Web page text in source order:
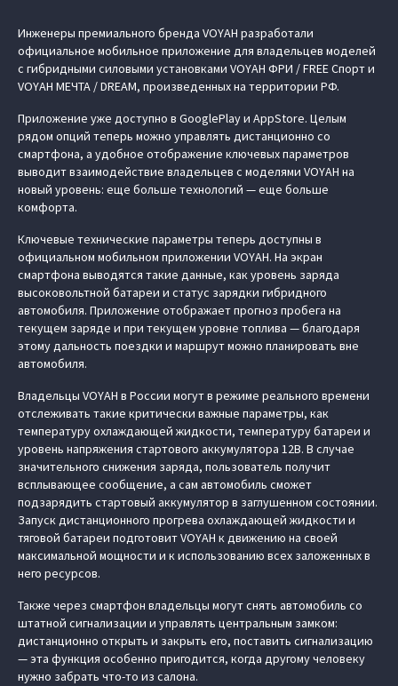
Инженеры премиального бренда VOYAH разработали
официальное мобильное приложение для владельцев моделей
с гибридными силовыми установками VOYAH ФРИ / FREE Спорт и
VOYAH МЕЧТА / DREAM, произведенных на территории РФ.
Приложение уже доступно в GooglePlay и AppStore. Целым
рядом опций теперь можно управлять дистанционно со
смартфона, а удобное отображение ключевых параметров
выводит взаимодействие владельцев с моделями VOYAH на
новый уровень: еще больше технологий — еще больше
комфорта.
Ключевые технические параметры теперь доступны в
официальном мобильном приложении VOYAH. На экран
смартфона выводятся такие данные, как уровень заряда
высоковольтной батареи и статус зарядки гибридного
автомобиля. Приложение отображает прогноз пробега на
текущем заряде и при текущем уровне топлива — благодаря
этому дальность поездки и маршрут можно планировать вне
автомобиля.
Владельцы VOYAH в России могут в режиме реального времени
отслеживать такие критически важные параметры, как
температуру охлаждающей жидкости, температуру батареи и
уровень напряжения стартового аккумулятора 12В. В случае
значительного снижения заряда, пользователь получит
всплывающее сообщение, а сам автомобиль сможет
подзарядить стартовый аккумулятор в заглушенном состоянии.
Запуск дистанционного прогрева охлаждающей жидкости и
тяговой батареи подготовит VOYAH к движению на своей
максимальной мощности и к использованию всех заложенных в
него ресурсов.
Также через смартфон владельцы могут снять автомобиль со
штатной сигнализации и управлять центральным замком:
дистанционно открыть и закрыть его, поставить сигнализацию
— эта функция особенно пригодится, когда другому человеку
нужно забрать что-то из салона.